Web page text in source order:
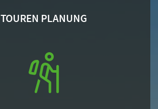
TOUREN PLANUNG